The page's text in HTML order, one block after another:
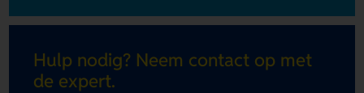
Hulp nodig? Neem contact op met
de expert.